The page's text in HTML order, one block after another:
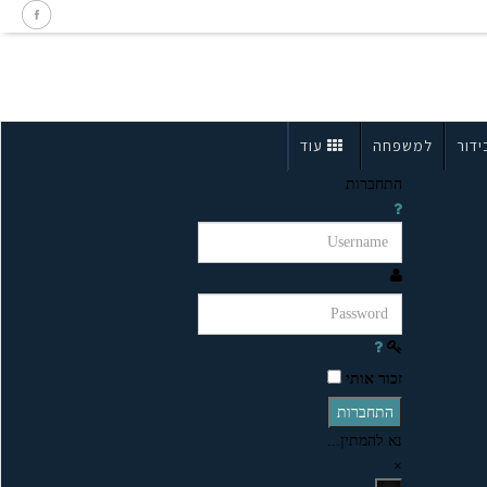
למשפחה עוד
התחברות
זכור אותי
התחברות
נא להמתין...
×